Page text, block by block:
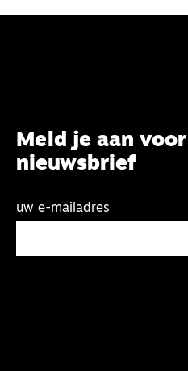
Meld je aan
nieuwsbrief
uw e-mailadres